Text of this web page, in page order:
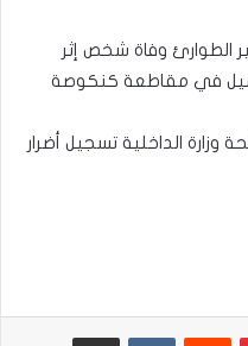
الطوارئ وفاة شخص إثر
في مقاطعة كنكوصة
الداخلية تسجيل أضرار
بينتيريست مشاركة عبر البريد